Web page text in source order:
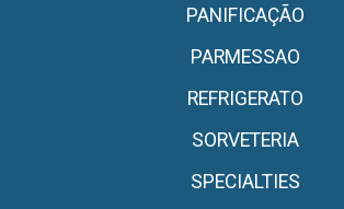
PANIFICAÇÃO
PARMESSAO
REFRIGERATO
SORVETERIA
SPECIALTIES